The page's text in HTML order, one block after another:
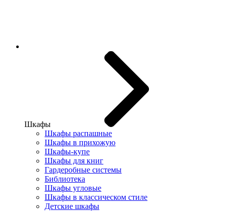
Шкафы
Шкафы распашные
Шкафы в прихожую
Шкафы-купе
Шкафы для книг
Гардеробные системы
Библиотека
Шкафы угловые
Шкафы в классическом стиле
Детские шкафы